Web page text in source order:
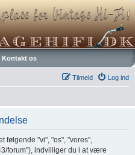
Kontakt os
Log ind
Tilmeld
følgende "vi", "os", "vores",
forum"), indvilliger du i at være